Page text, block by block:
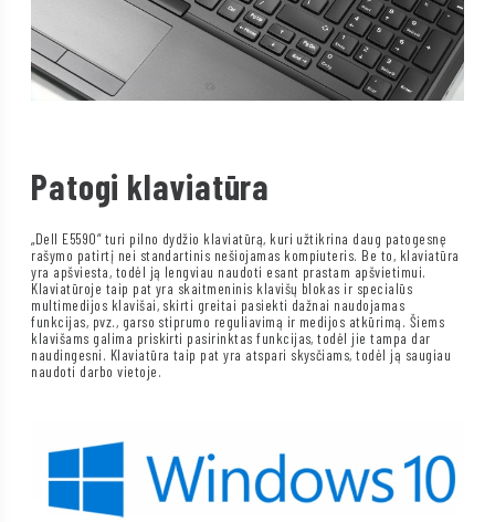
Patogi klaviatūra
„Dell E5590“ turi pilno dydžio klaviatūrą, kuri užtikrina daug patogesnę
rašymo patirtį nei standartinis nešiojamas kompiuteris. Be to, klaviatūra
yra apšviesta, todėl ją lengviau naudoti esant prastam apšvietimui.
Klaviatūroje taip pat yra skaitmeninis klavišų blokas ir specialūs
multimedijos klavišai, skirti greitai pasiekti dažnai naudojamas
funkcijas, pvz., garso stiprumo reguliavimą ir medijos atkūrimą. Šiems
klavišams galima priskirti pasirinktas funkcijas, todėl jie tampa dar
naudingesni. Klaviatūra taip pat yra atspari skysčiams, todėl ją saugiau
naudoti darbo vietoje.